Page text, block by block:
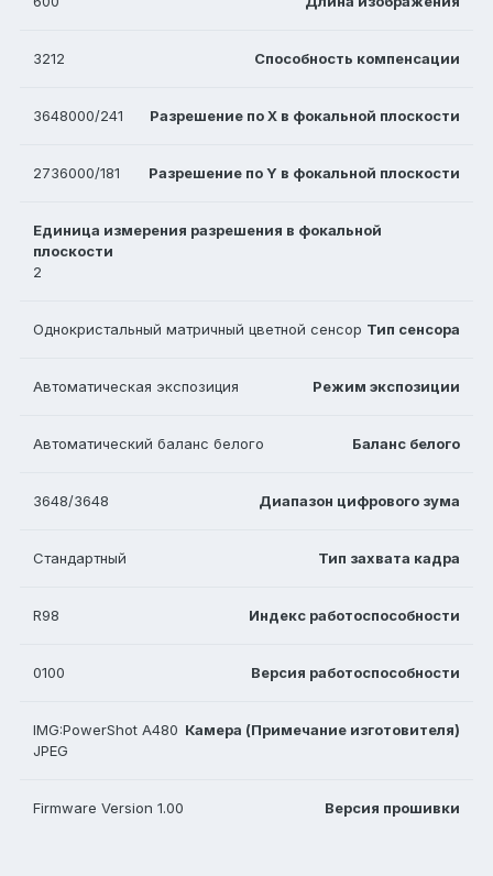
Способность компенсации
3212
Разрешение по X в фокальной плоскости
3648000/241
Разрешение по Y в фокальной плоскости
2736000/181
Единица измерения разрешения в фокальной
плоскости
2
Тип сенсора
Однокристальный матричный цветной сенсор
Режим экспозиции
Автоматическая экспозиция
Баланс белого
Автоматический баланс белого
Диапазон цифрового зума
3648/3648
Тип захвата кадра
Стандартный
Индекс работоспособности
R98
Версия работоспособности
0100
Камера (Примечание изготовителя)
IMG:PowerShot A480
JPEG
Версия прошивки
Firmware Version 1.00